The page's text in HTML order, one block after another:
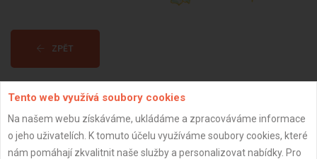
ZPĚT
Aktualizováno z portálu ARES dne 04.12.2025 04:15:03
Tento web využívá soubory cookies
Na našem webu získáváme, ukládáme a zpracováváme informace
o jeho uživatelích. K tomuto účelu využíváme soubory cookies, které
nám pomáhají zkvalitnit naše služby a personalizovat nabídky. Pro